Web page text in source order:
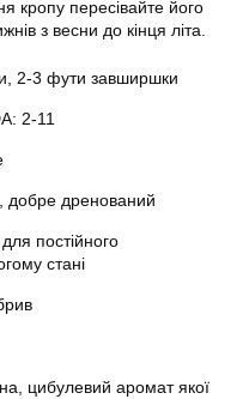
кропу пересівайте його
з весни до кінця літа.
2-3 фути завширшки
2-11
добре дренований
постійного
стані
цибулевий аромат якої